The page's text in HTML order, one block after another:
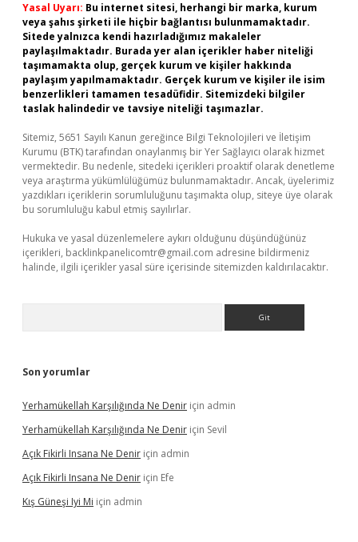
Yasal Uyarı: Bu internet sitesi, herhangi bir marka, kurum
veya şahıs şirketi ile hiçbir bağlantısı bulunmamaktadır.
Sitede yalnızca kendi hazırladığımız makaleler
paylaşılmaktadır. Burada yer alan içerikler haber niteliği
taşımamakta olup, gerçek kurum ve kişiler hakkında
paylaşım yapılmamaktadır. Gerçek kurum ve kişiler ile isim
benzerlikleri tamamen tesadüfidir. Sitemizdeki bilgiler
taslak halindedir ve tavsiye niteliği taşımazlar.
Sitemiz, 5651 Sayılı Kanun gereğince Bilgi Teknolojileri ve İletişim
Kurumu (BTK) tarafından onaylanmış bir Yer Sağlayıcı olarak hizmet
vermektedir. Bu nedenle, sitedeki içerikleri proaktif olarak denetleme
veya araştırma yükümlülüğümüz bulunmamaktadır. Ancak, üyelerimiz
yazdıkları içeriklerin sorumluluğunu taşımakta olup, siteye üye olarak
bu sorumluluğu kabul etmiş sayılırlar.
Hukuka ve yasal düzenlemelere aykırı olduğunu düşündüğünüz
içerikleri, backlinkpanelicomtr@gmail.com adresine bildirmeniz
halinde, ilgili içerikler yasal süre içerisinde sitemizden kaldırılacaktır.
Son yorumlar
Yerhamükellah Karşılığında Ne Denir için admin
Yerhamükellah Karşılığında Ne Denir için Sevil
Açık Fikirli Insana Ne Denir için admin
Açık Fikirli Insana Ne Denir için Efe
Kış Güneşi Iyi Mi için admin